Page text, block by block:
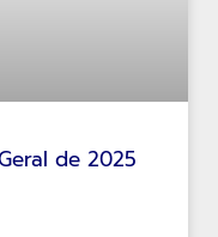
de 2025